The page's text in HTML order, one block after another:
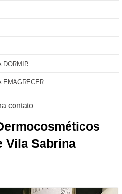
DORMIR
EMAGRECER
Vila Sabrina